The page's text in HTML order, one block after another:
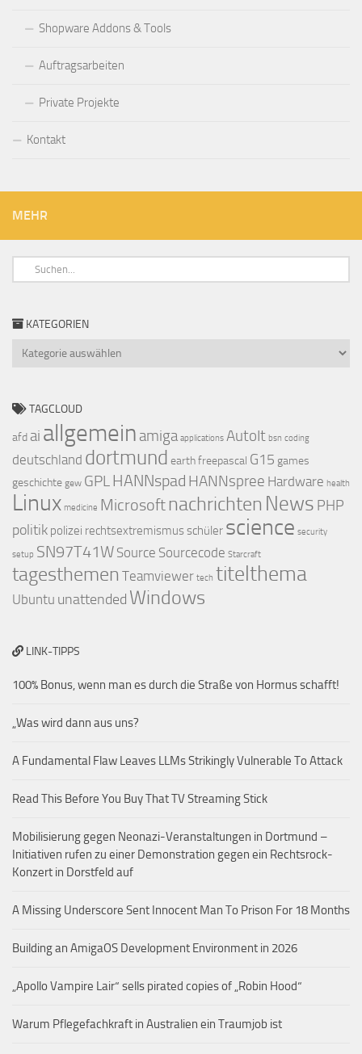
Shopware Addons & Tools
Auftragsarbeiten
Private Projekte
Kontakt
MEHR
KATEGORIEN
TAGCLOUD
afd ai allgemein amiga applications AutoIt bsn coding
deutschland dortmund earthfreepascal G15 games
geschichte gew GPLHANNspad HANNspree Hardware health
Linux medicine Microsoft nachrichten News PHP
politik polizei rechtsextremismusschüler science security
setup SN97T41W Source Sourcecode Starcraft
tagesthemen Teamviewer tech titelthema
Ubuntu unattended Windows
LINK-TIPPS
100% Bonus, wenn man es durch die Straße von Hormus schafft!
„Was wird dann aus uns?
A Fundamental Flaw Leaves LLMs Strikingly Vulnerable To Attack
Read This Before You Buy That TV Streaming Stick
Mobilisierung gegen Neonazi-Veranstaltungen in Dortmund –
Initiativen rufen zu einer Demonstration gegen ein Rechtsrock-
Konzert in Dorstfeld auf
A Missing Underscore Sent Innocent Man To Prison For 18 Months
Building an AmigaOS Development Environment in 2026
„Apollo Vampire Lair“ sells pirated copies of „Robin Hood“
Warum Pflegefachkraft in Australien ein Traumjob ist